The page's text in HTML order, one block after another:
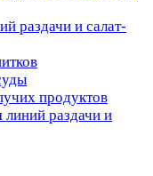
раздачи и салат-
продуктов
раздачи и